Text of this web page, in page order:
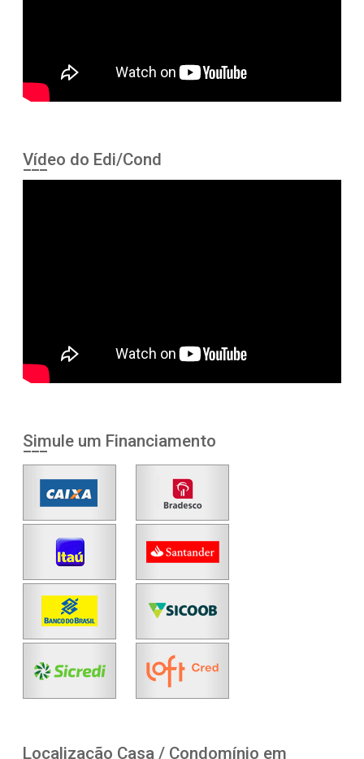
Vídeo do Edi/Cond
Simule um Financiamento
Localização Casa / Condomínio em